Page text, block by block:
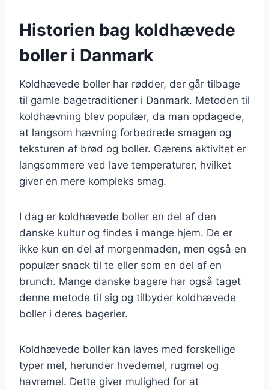
Historien bag koldhævede
boller i Danmark
Koldhævede boller har rødder, der går tilbage
til gamle bagetraditioner i Danmark. Metoden til
koldhævning blev populær, da man opdagede,
at langsom hævning forbedrede smagen og
teksturen af brød og boller. Gærens aktivitet er
langsommere ved lave temperaturer, hvilket
giver en mere kompleks smag.
I dag er koldhævede boller en del af den
danske kultur og findes i mange hjem. De er
ikke kun en del af morgenmaden, men også en
populær snack til te eller som en del af en
brunch. Mange danske bagere har også taget
denne metode til sig og tilbyder koldhævede
boller i deres bagerier.
Koldhævede boller kan laves med forskellige
typer mel, herunder hvedemel, rugmel og
havremel. Dette giver mulighed for at